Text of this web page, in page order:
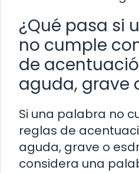
¿Qué pasa si
no cumple
de
aguda, grave
Si una palabra no
reglas de
aguda, grave o
considera una